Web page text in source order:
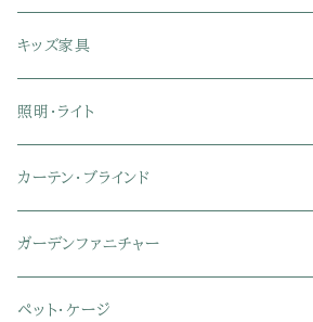
ソファベッド
マットレス
セミシングル
シングル
セミシングル
シングル
セミダブル
こたつ布団
シングル
セミダブル
ダブル
クイーン
木製ダイニング
スチール脚ダイニング
伸縮式テーブル
学習机
ツインデスク
デスクセット
サイドワゴン・チェスト
木製デスク
ハイバックオフィスチェア
スツール・オットマン
学習椅子
ファブリックチェア
革・レザー・合皮チェア
スチール脚チェア
オフィス収納
オフィス雑貨
オフィス家電
タオルハンガー
洗濯カゴ・ワゴン
物干しスタンド
トイレ用品
トイレットペーパーホルダー
タオル
食器・食器スタンド
キャニスター・ディスペンサー
コーヒーサーバー
エコバッグ
キッズ家具
絵本ラック・本棚
ラック・ランドセルラック
おもちゃ・キッズ収納
学習机・学習椅子
照明・ライト
シーリングライト
シーリングファンライト
ペンダントライト
カーテン・ブラインド
ドレープカーテン
レースカーテン
ガーデンファニチャー
ガーデンフェンス・アーチ
ペット・ケージ